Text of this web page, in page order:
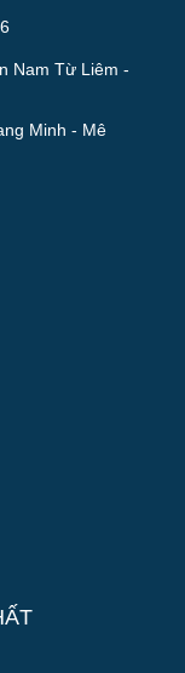
Nam Từ Liêm -
Minh - Mê